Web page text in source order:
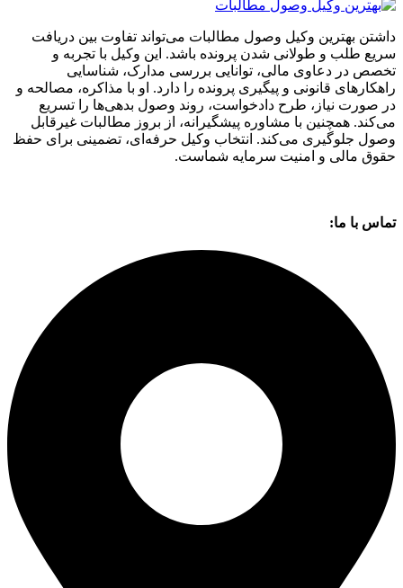
داشتن بهترین وکیل وصول مطالبات می‌تواند تفاوت بین دریافت
سریع طلب و طولانی شدن پرونده باشد. این وکیل با تجربه و
تخصص در دعاوی مالی، توانایی بررسی مدارک، شناسایی
راهکارهای قانونی و پیگیری پرونده را دارد. او با مذاکره، مصالحه و
در صورت نیاز، طرح دادخواست، روند وصول بدهی‌ها را تسریع
می‌کند. همچنین با مشاوره پیشگیرانه، از بروز مطالبات غیرقابل
وصول جلوگیری می‌کند. انتخاب وکیل حرفه‌ای، تضمینی برای حفظ
حقوق مالی و امنیت سرمایه شماست.
تماس با ما: